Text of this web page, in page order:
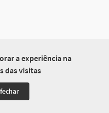
a experiência na
das visitas